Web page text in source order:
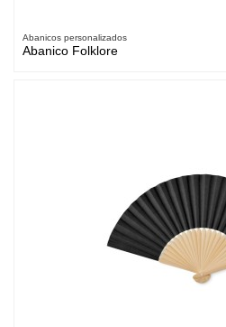
Abanicos personalizados
Abanico Folklore